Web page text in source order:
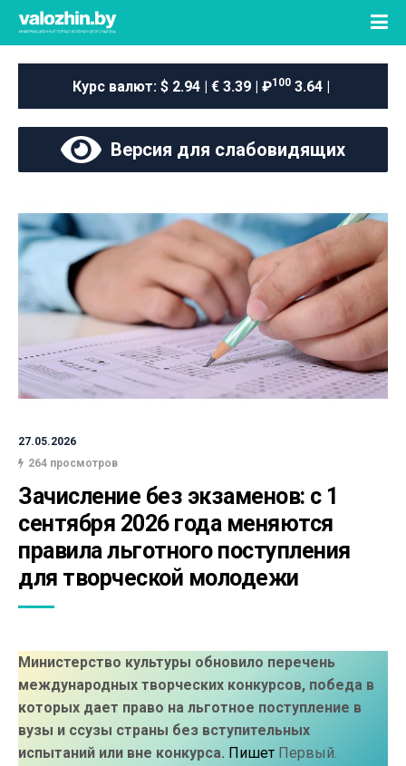
Курс валют: $ 2.94 | € 3.39 | ₽100 3.64 |
Версия для слабовидящих
27.05.2026
264 просмотров
Зачисление без экзаменов: с 1
сентября 2026 года меняются
правила льготного поступления
для творческой молодежи
Министерство культуры обновило перечень
международных творческих конкурсов, победа в
которых дает право на льготное поступление в
вузы и ссузы страны без вступительных
испытаний или вне конкурса. Пишет Первый.